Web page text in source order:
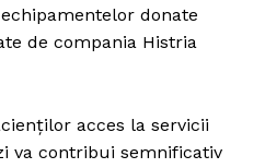
donate
de compania Histria
acces la servicii
va contribui semnificativ